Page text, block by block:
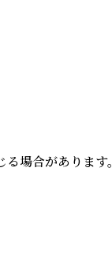
場合があります。